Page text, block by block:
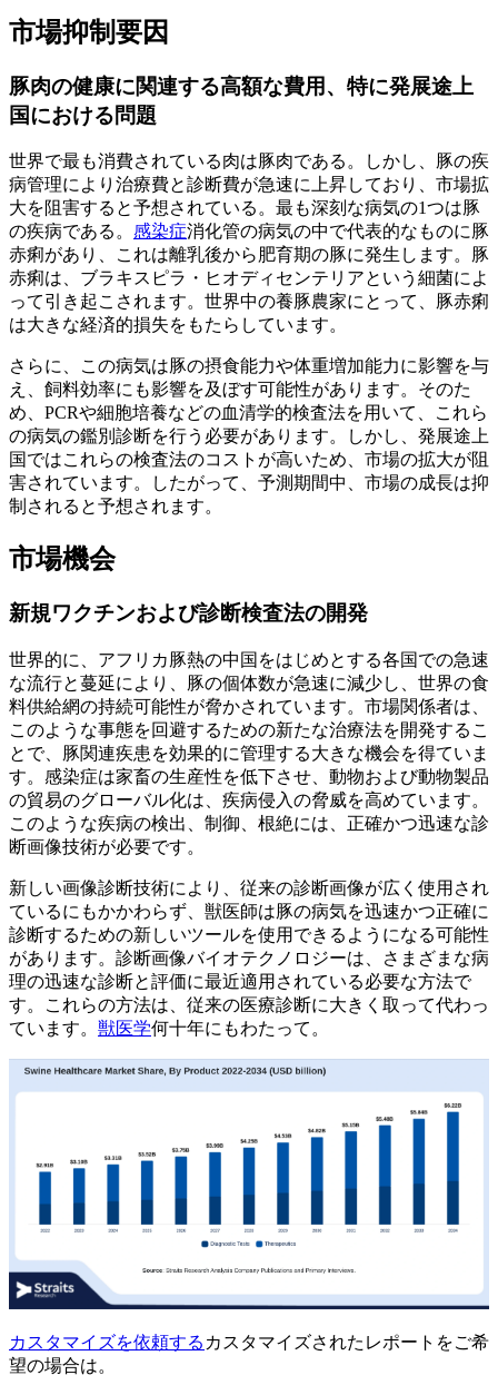
市場抑制要因
豚肉の健康に関連する高額な費用、特に発展途上
国における問題
世界で最も消費されている肉は豚肉である。しかし、豚の疾
病管理により治療費と診断費が急速に上昇しており、市場拡
大を阻害すると予想されている。最も深刻な病気の1つは豚
の疾病である。 感染症消化管の病気の中で代表的なものに豚
赤痢があり、これは離乳後から肥育期の豚に発生します。豚
赤痢は、ブラキスピラ・ヒオディセンテリアという細菌によ
って引き起こされます。世界中の養豚農家にとって、豚赤痢
は大きな経済的損失をもたらしています。
さらに、この病気は豚の摂食能力や体重増加能力に影響を与
え、飼料効率にも影響を及ぼす可能性があります。そのた
め、PCRや細胞培養などの血清学的検査法を用いて、これら
の病気の鑑別診断を行う必要があります。しかし、発展途上
国ではこれらの検査法のコストが高いため、市場の拡大が阻
害されています。したがって、予測期間中、市場の成長は抑
制されると予想されます。
市場機会
新規ワクチンおよび診断検査法の開発
世界的に、アフリカ豚熱の中国をはじめとする各国での急速
な流行と蔓延により、豚の個体数が急速に減少し、世界の食
料供給網の持続可能性が脅かされています。市場関係者は、
このような事態を回避するための新たな治療法を開発するこ
とで、豚関連疾患を効果的に管理する大きな機会を得ていま
す。感染症は家畜の生産性を低下させ、動物および動物製品
の貿易のグローバル化は、疾病侵入の脅威を高めています。
このような疾病の検出、制御、根絶には、正確かつ迅速な診
断画像技術が必要です。
新しい画像診断技術により、従来の診断画像が広く使用され
ているにもかかわらず、獣医師は豚の病気を迅速かつ正確に
診断するための新しいツールを使用できるようになる可能性
があります。診断画像バイオテクノロジーは、さまざまな病
理の迅速な診断と評価に最近適用されている必要な方法で
す。これらの方法は、従来の医療診断に大きく取って代わっ
ています。 獣医学何十年にもわたって。
カスタマイズを依頼する カスタマイズされたレポートをご希
望の場合は。